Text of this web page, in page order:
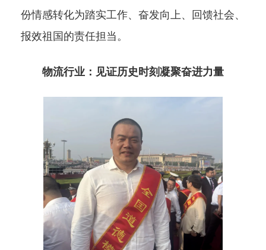
份情感转化为踏实工作、奋发向上、回馈社会、
报效祖国的责任担当。
物流行业：见证历史时刻凝聚奋进力量